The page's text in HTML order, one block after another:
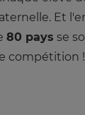
Et
80 pays se
compétition !